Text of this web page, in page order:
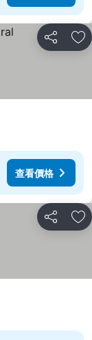
分享 加
查看價格
分享 加